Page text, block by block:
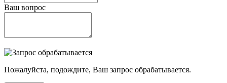
Ваш вопрос
Пожалуйста, подождите, Ваш запрос обрабатывается.